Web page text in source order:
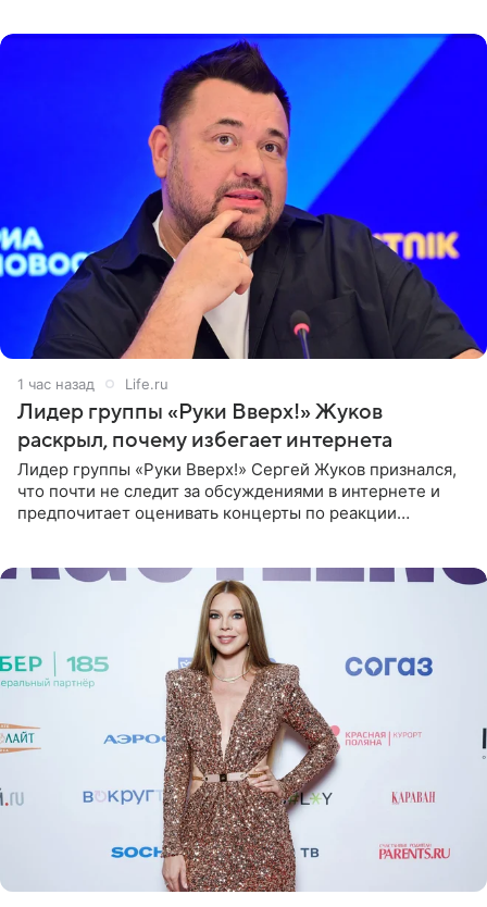
1 час назад Life.ru
Лидер группы «Руки Вверх!» Жуков
раскрыл, почему избегает интернета
Лидер группы «Руки Вверх!» Сергей Жуков признался,
что почти не следит за обсуждениями в интернете и
предпочитает оценивать концерты по реакции